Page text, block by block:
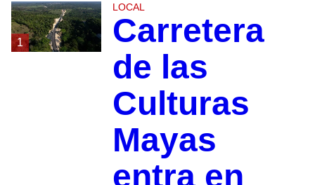
1
LOCAL
Carretera
de las
Culturas
Mayas
entra en